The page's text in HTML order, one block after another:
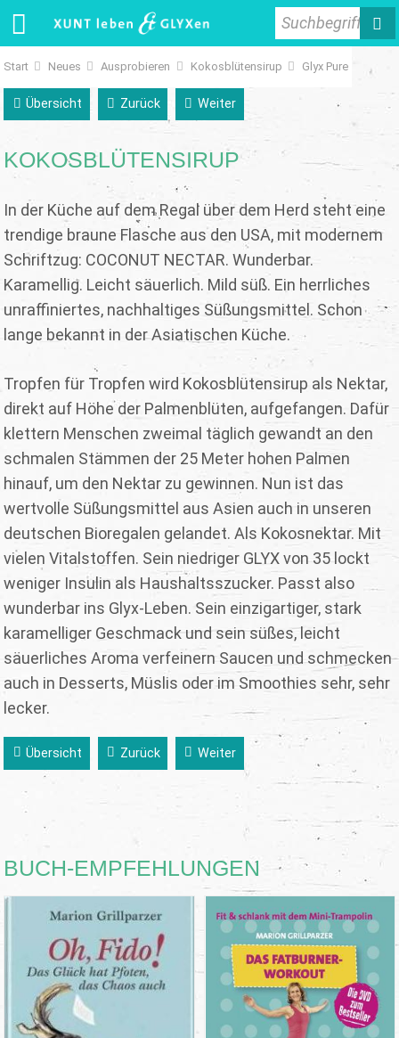
Suchbegriff
Start Neues Ausprobieren Kokosblütensirup Glyx Pure
Übersicht Zurück Weiter
KOKOSBLÜTENSIRUP
In der Küche auf dem Regal über dem Herd steht eine
trendige braune Flasche aus den USA, mit modernem
Schriftzug: COCONUT NECTAR. Wunderbar.
Karamellig. Leicht säuerlich. Mild süß. Ein herrliches
unraffiniertes, nachhaltiges Süßungsmittel. Schon
lange bekannt in der Asiatischen Küche.
Tropfen für Tropfen wird Kokosblütensirup als Nektar,
direkt auf Höhe der Palmenblüten, aufgefangen. Dafür
klettern Menschen zweimal täglich gewandt an den
schmalen Stämmen der 25 Meter hohen Palmen
hinauf, um den Nektar zu gewinnen. Nun ist das
wertvolle Süßungsmittel aus Asien auch in unseren
deutschen Bioregalen gelandet. Als Kokosnektar. Mit
vielen Vitalstoffen. Sein niedriger GLYX von 35 lockt
weniger Insulin als Haushaltsszucker. Passt also
wunderbar ins Glyx-Leben. Sein einzigartiger, stark
karamelliger Geschmack und sein süßes, leicht
säuerliches Aroma verfeinern Saucen und schmecken
auch in Desserts, Müslis oder im Smoothies sehr, sehr
lecker.
Übersicht Zurück Weiter
BUCH-EMPFEHLUNGEN